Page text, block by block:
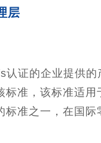
层
证的企业提供
准，该标准适用
准之一，在国际